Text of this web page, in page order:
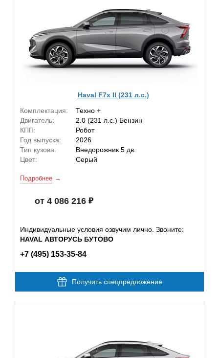
Haval F7x II (231 л.с.)
Комплектация:
Техно +
Двигатель:
2.0 (231 л.с.) Бензин
КПП:
Робот
Год выпуска:
2026
Тип кузова:
Внедорожник 5 дв.
Цвет:
Серый
Подробнее
от 4 086 216
Индивидуальные условия озвучим лично. Звоните:
HAVAL АВТОРУСЬ БУТОВО
+7 (495) 153-35-84
Получить спецпредложение